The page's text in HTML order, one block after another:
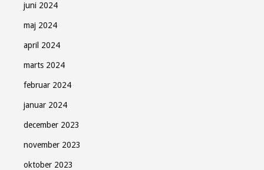
juni 2024
maj 2024
april 2024
marts 2024
februar 2024
januar 2024
december 2023
november 2023
oktober 2023